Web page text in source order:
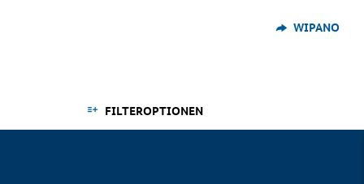
WIPANO
FILTEROPTIONEN